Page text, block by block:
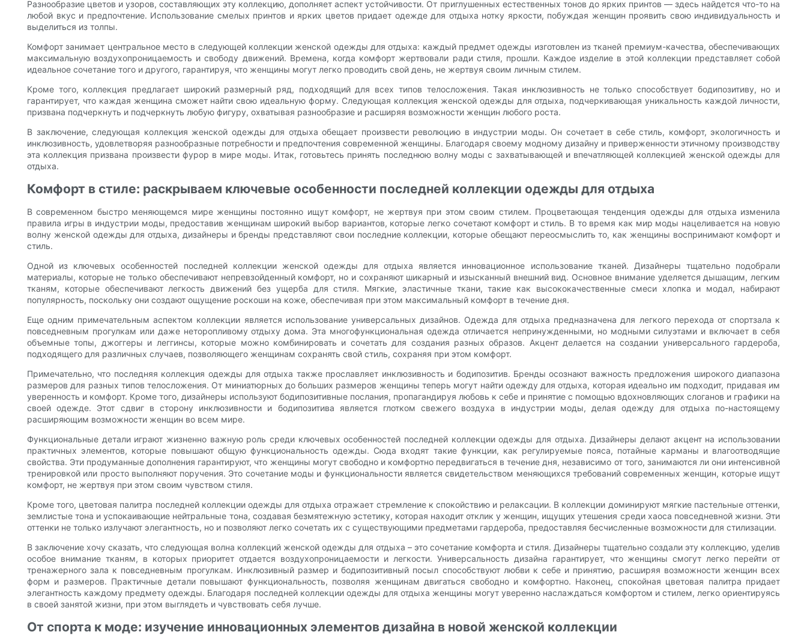
Разнообразие цветов и узоров, составляющих эту коллекцию, дополняет аспект устойчивости. От приглушенных естественных тонов до ярких принтов — здесь найдется что-то на
любой вкус и предпочтение. Использование смелых принтов и ярких цветов придает одежде для отдыха нотку яркости, побуждая женщин проявить свою индивидуальность и
выделиться из толпы.
Комфорт занимает центральное место в следующей коллекции женской одежды для отдыха: каждый предмет одежды изготовлен из тканей премиум-качества, обеспечивающих
максимальную воздухопроницаемость и свободу движений. Времена, когда комфорт жертвовали ради стиля, прошли. Каждое изделие в этой коллекции представляет собой
идеальное сочетание того и другого, гарантируя, что женщины могут легко проводить свой день, не жертвуя своим личным стилем.
Кроме того, коллекция предлагает широкий размерный ряд, подходящий для всех типов телосложения. Такая инклюзивность не только способствует бодипозитиву, но и
гарантирует, что каждая женщина сможет найти свою идеальную форму. Следующая коллекция женской одежды для отдыха, подчеркивающая уникальность каждой личности,
призвана подчеркнуть и подчеркнуть любую фигуру, охватывая разнообразие и расширяя возможности женщин любого роста.
В заключение, следующая коллекция женской одежды для отдыха обещает произвести революцию в индустрии моды. Он сочетает в себе стиль, комфорт, экологичность и
инклюзивность, удовлетворяя разнообразные потребности и предпочтения современной женщины. Благодаря своему модному дизайну и приверженности этичному производству
эта коллекция призвана произвести фурор в мире моды. Итак, готовьтесь принять последнюю волну моды с захватывающей и впечатляющей коллекцией женской одежды для
отдыха.
Комфорт в стиле: раскрываем ключевые особенности последней коллекции одежды для отдыха
В современном быстро меняющемся мире женщины постоянно ищут комфорт, не жертвуя при этом своим стилем. Процветающая тенденция одежды для отдыха изменила
правила игры в индустрии моды, предоставив женщинам широкий выбор вариантов, которые легко сочетают комфорт и стиль. В то время как мир моды нацеливается на новую
волну женской одежды для отдыха, дизайнеры и бренды представляют свои последние коллекции, которые обещают переосмыслить то, как женщины воспринимают комфорт и
стиль.
Одной из ключевых особенностей последней коллекции женской одежды для отдыха является инновационное использование тканей. Дизайнеры тщательно подобрали
материалы, которые не только обеспечивают непревзойденный комфорт, но и сохраняют шикарный и изысканный внешний вид. Основное внимание уделяется дышащим, легким
тканям, которые обеспечивают легкость движений без ущерба для стиля. Мягкие, эластичные ткани, такие как высококачественные смеси хлопка и модал, набирают
популярность, поскольку они создают ощущение роскоши на коже, обеспечивая при этом максимальный комфорт в течение дня.
Еще одним примечательным аспектом коллекции является использование универсальных дизайнов. Одежда для отдыха предназначена для легкого перехода от спортзала к
повседневным прогулкам или даже неторопливому отдыху дома. Эта многофункциональная одежда отличается непринужденными, но модными силуэтами и включает в себя
объемные топы, джоггеры и леггинсы, которые можно комбинировать и сочетать для создания разных образов. Акцент делается на создании универсального гардероба,
подходящего для различных случаев, позволяющего женщинам сохранять свой стиль, сохраняя при этом комфорт.
Примечательно, что последняя коллекция одежды для отдыха также прославляет инклюзивность и бодипозитив. Бренды осознают важность предложения широкого диапазона
размеров для разных типов телосложения. От миниатюрных до больших размеров женщины теперь могут найти одежду для отдыха, которая идеально им подходит, придавая им
уверенность и комфорт. Кроме того, дизайнеры используют бодипозитивные послания, пропагандируя любовь к себе и принятие с помощью вдохновляющих слоганов и графики на
своей одежде. Этот сдвиг в сторону инклюзивности и бодипозитива является глотком свежего воздуха в индустрии моды, делая одежду для отдыха по-настоящему
расширяющим возможности женщин во всем мире.
Функциональные детали играют жизненно важную роль среди ключевых особенностей последней коллекции одежды для отдыха. Дизайнеры делают акцент на использовании
практичных элементов, которые повышают общую функциональность одежды. Сюда входят такие функции, как регулируемые пояса, потайные карманы и влагоотводящие
свойства. Эти продуманные дополнения гарантируют, что женщины могут свободно и комфортно передвигаться в течение дня, независимо от того, занимаются ли они интенсивной
тренировкой или просто выполняют поручения. Это сочетание моды и функциональности является свидетельством меняющихся требований современных женщин, которые ищут
комфорт, не жертвуя при этом своим чувством стиля.
Кроме того, цветовая палитра последней коллекции одежды для отдыха отражает стремление к спокойствию и релаксации. В коллекции доминируют мягкие пастельные оттенки,
землистые тона и успокаивающие нейтральные тона, создавая безмятежную эстетику, которая находит отклик у женщин, ищущих утешения среди хаоса повседневной жизни. Эти
оттенки не только излучают элегантность, но и позволяют легко сочетать их с существующими предметами гардероба, предоставляя бесчисленные возможности для стилизации.
В заключение хочу сказать, что следующая волна коллекций женской одежды для отдыха – это сочетание комфорта и стиля. Дизайнеры тщательно создали эту коллекцию, уделив
особое внимание тканям, в которых приоритет отдается воздухопроницаемости и легкости. Универсальность дизайна гарантирует, что женщины смогут легко перейти от
тренажерного зала к повседневным прогулкам. Инклюзивный размер и бодипозитивный посыл способствуют любви к себе и принятию, расширяя возможности женщин всех
форм и размеров. Практичные детали повышают функциональность, позволяя женщинам двигаться свободно и комфортно. Наконец, спокойная цветовая палитра придает
элегантность каждому предмету одежды. Благодаря последней коллекции одежды для отдыха женщины могут уверенно наслаждаться комфортом и стилем, легко ориентируясь
в своей занятой жизни, при этом выглядеть и чувствовать себя лучше.
От спорта к моде: изучение инновационных элементов дизайна в новой женской коллекции